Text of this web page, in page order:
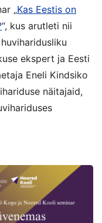
„Kas Eestis on
“, kus arutleti nii
ekspert ja Eesti
Eneli Kindsiko
näitajaid,